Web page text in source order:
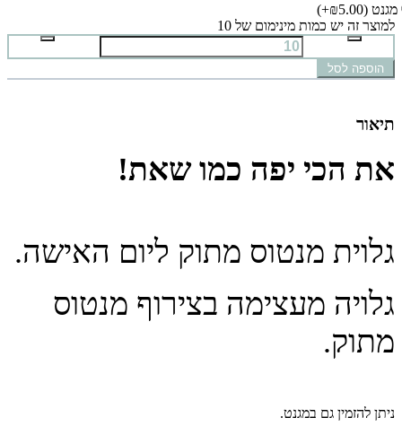
מגנט (₪5.00+)
למוצר זה יש כמות מינימום של 10
הוספה לסל
תיאור
את הכי יפה כמו שאת!
גלוית מנטוס מתוק ליום האישה.
גלויה מעצימה בצירוף מנטוס
מתוק.
ניתן להזמין גם במגנט.